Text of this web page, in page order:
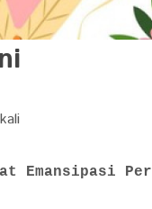
Emansipasi